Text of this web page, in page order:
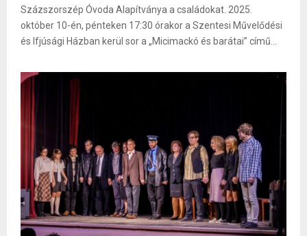
Százszorszép Óvoda Alapítványa a családokat. 2025.
október 10-én, pénteken 17:30 órakor a Szentesi Művelődési
és Ifjúsági Házban kerül sor a „Micimackó és barátai” című...